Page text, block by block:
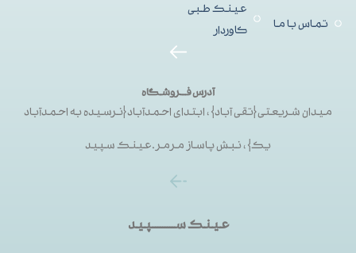
تماس با ما
عینک طبی
کاوردار
آدرس فــروشگاه
میدان شریعتی{تقی آباد}، ابتدای احمدآباد{نرسیده به احمدآباد
یک}، نبش پاساز مرمر.عینک سپید
عینک ســـــــــپید